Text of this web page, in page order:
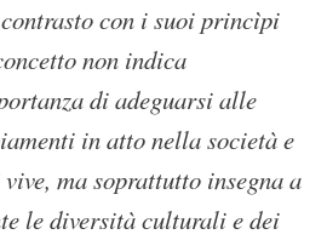
con i suoi princìpi
non indica
di adeguarsi alle
in atto nella società e
ma soprattutto insegna a
le diversità culturali e dei